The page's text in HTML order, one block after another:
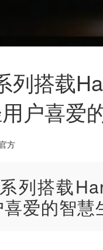
列搭载
户喜爱
方
列搭载
爱的智慧